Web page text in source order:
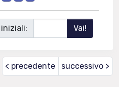
< precedente successivo >